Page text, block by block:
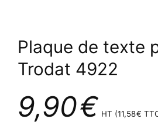
Plaque de texte
Trodat 4922
9,90€ HT (11,58€